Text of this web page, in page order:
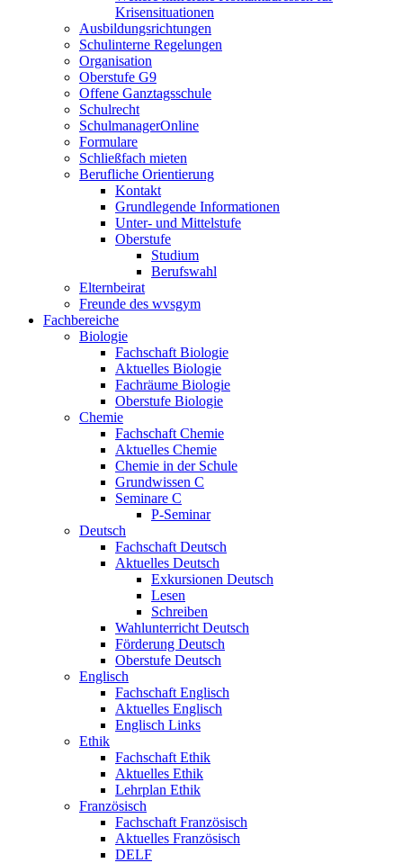
Krisensituationen
Ausbildungsrichtungen
Schulinterne Regelungen
Organisation
Oberstufe G9
Offene Ganztagsschule
Schulrecht
SchulmanagerOnline
Formulare
Schließfach mieten
Berufliche Orientierung
Kontakt
Grundlegende Informationen
Unter- und Mittelstufe
Oberstufe
Studium
Berufswahl
Elternbeirat
Freunde des wvsgym
Fachbereiche
Biologie
Fachschaft Biologie
Aktuelles Biologie
Fachräume Biologie
Oberstufe Biologie
Chemie
Fachschaft Chemie
Aktuelles Chemie
Chemie in der Schule
Grundwissen C
Seminare C
P-Seminar
Deutsch
Fachschaft Deutsch
Aktuelles Deutsch
Exkursionen Deutsch
Lesen
Schreiben
Wahlunterricht Deutsch
Förderung Deutsch
Oberstufe Deutsch
Englisch
Fachschaft Englisch
Aktuelles Englisch
Englisch Links
Ethik
Fachschaft Ethik
Aktuelles Ethik
Lehrplan Ethik
Französisch
Fachschaft Französisch
Aktuelles Französisch
DELF